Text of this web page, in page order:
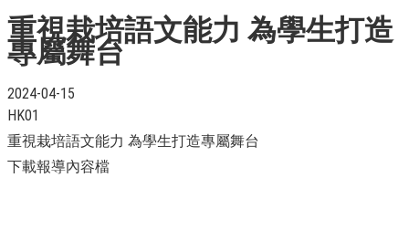
重視栽培語文能力 為學生打造
專屬舞台
2024-04-15
HK01
重視栽培語文能力 為學生打造專屬舞台
下載報導內容檔